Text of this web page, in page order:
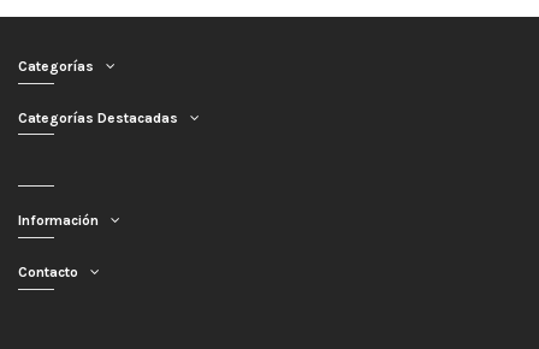
Categorías
Categorías Destacadas
Información
Contacto